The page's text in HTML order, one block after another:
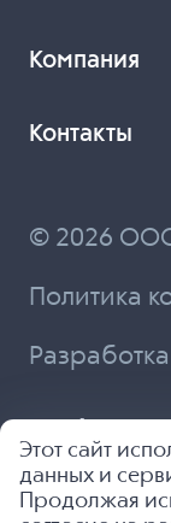
Компания
Контакты
© 2026
Политика
Этот сайт
данных и
Продолжая